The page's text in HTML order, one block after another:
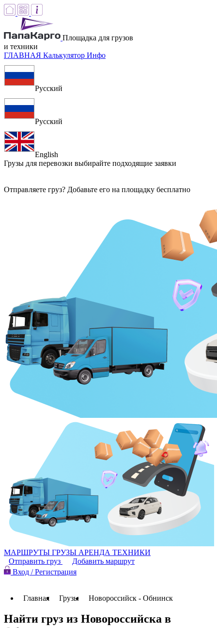
Площадка для грузов
и техники
ГЛАВНАЯ Калькулятор Инфо
Русский
Русский
English
Грузы для перевозки выбирайте подходящие заявки
Отправляете груз? Добавьте его на площадку бесплатно
МАРШРУТЫ ГРУЗЫ АРЕНДА ТЕХНИКИ
Отправить груз
Добавить маршрут
Вход / Регистрация
Главная Грузы Новороссийск - Обнинск
Найти груз из Новороссийска в